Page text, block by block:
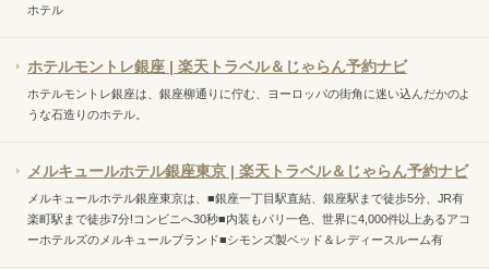
ホテル
ホテルモントレ銀座 | 楽天トラベル＆じゃらん予約ナビ
ホテルモントレ銀座は、銀座柳通りに佇む、ヨーロッパの街角に迷い込んだかのよ
うな石造りのホテル。
メルキュールホテル銀座東京 | 楽天トラベル＆じゃらん予約ナビ
メルキュールホテル銀座東京は、■銀座一丁目駅直結、銀座駅まで徒歩5分、JR有
楽町駅まで徒歩7分!コンビニへ30秒■内装もパリ一色、世界に4,000件以上あるアコ
ーホテルズのメルキュールブランド■シモンズ製ベッド＆レディースルーム有